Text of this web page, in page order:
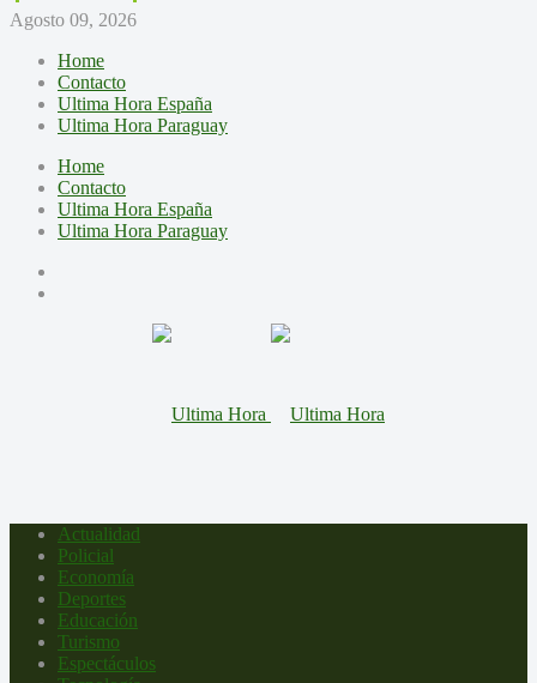
Agosto 09, 2026
Home
Contacto
Ultima Hora España
Ultima Hora Paraguay
Home
Contacto
Ultima Hora España
Ultima Hora Paraguay
Actualidad
Policial
Economía
Deportes
Educación
Turismo
Espectáculos